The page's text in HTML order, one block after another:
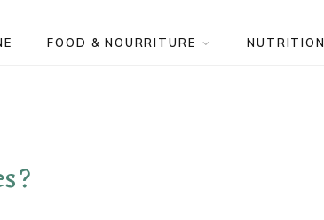
FOOD & NOURRITURE NUTRITION